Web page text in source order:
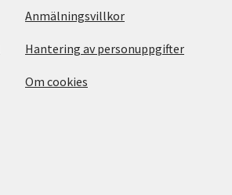
Anmälningsvillkor
Hantering av personuppgifter
Om cookies